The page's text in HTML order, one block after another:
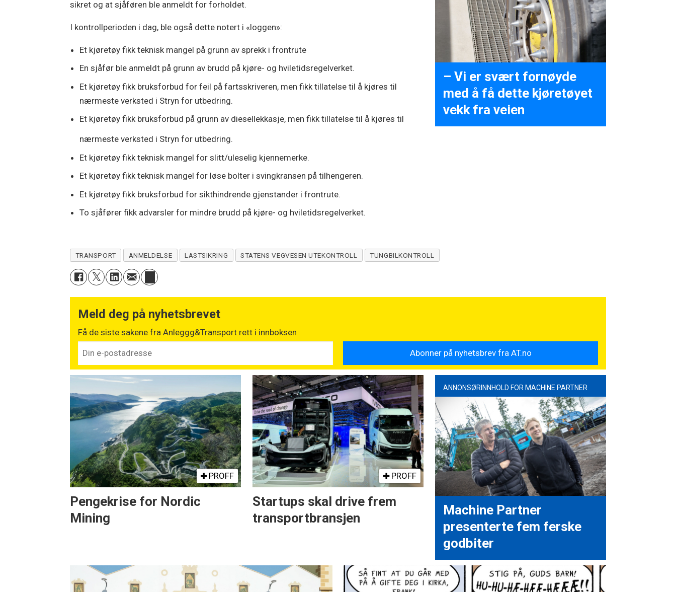
– Vi er svært fornøyde
med å få dette kjøretøyet
vekk fra veien
sikret og at sjåføren ble anmeldt for forholdet.
I kontrollperioden i dag, ble også dette notert i «loggen»:
Et kjøretøy fikk teknisk mangel på grunn av sprekk i frontrute
En sjåfør ble anmeldt på grunn av brudd på kjøre- og hviletidsregelverket.
Et kjøretøy fikk bruksforbud for feil på fartsskriveren, men fikk tillatelse til å kjøres til
nærmeste verksted i Stryn for utbedring.
Et kjøretøy fikk bruksforbud på grunn av diesellekkasje, men fikk tillatelse til å kjøres til
nærmeste verksted i Stryn for utbedring.
Et kjøretøy fikk teknisk mangel for slitt/uleselig kjennemerke.
Et kjøretøy fikk teknisk mangel for løse bolter i svingkransen på tilhengeren.
Et kjøretøy fikk bruksforbud for sikthindrende gjenstander i frontrute.
To sjåfører fikk advarsler for mindre brudd på kjøre- og hviletidsregelverket.
TRANSPORT ANMELDELSE LASTSIKRING STATENS VEGVESEN UTEKONTROLL TUNGBILKONTROLL
Meld deg på nyhetsbrevet
Få de siste sakene fra Anleggg&Transport rett i innboksen
PROFF
Pengekrise for Nordic
Mining
PROFF
Startups skal drive frem
transportbransjen
ANNONSØRINNHOLD FOR MACHINE PARTNER
Machine Partner
presenterte fem ferske
godbiter